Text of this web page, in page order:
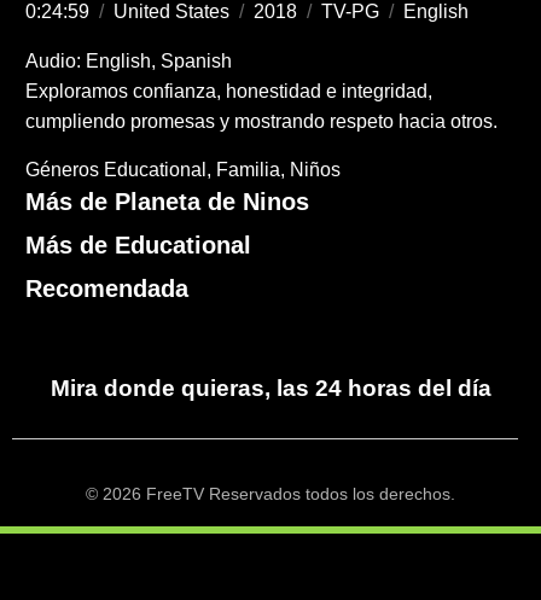
0:24:59 / United States / 2018 / TV-PG / English
Audio: English, Spanish
Exploramos confianza, honestidad e integridad,
cumpliendo promesas y mostrando respeto hacia otros.
Géneros Educational Familia Niños
Más de Planeta de Ninos
Más de Educational
Recomendada
Mira donde quieras, las 24 horas del día
© 2026 FreeTV Reservados todos los derechos.